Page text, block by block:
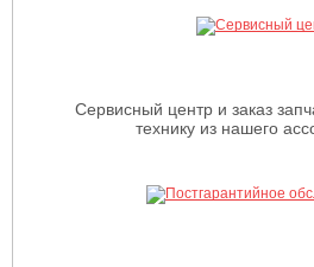
Сервисный центр и заказ
технику из нашего